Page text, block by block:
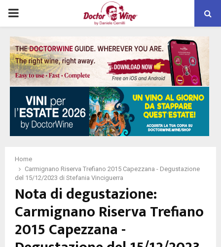
PRIMARY
MENU
Home
Carmignano Riserva Trefiano 2015 Capezzana - Degustazione
del 15/12/2023 di Stefania Vinciguerra
Nota di degustazione:
Carmignano Riserva Trefiano
2015 Capezzana -